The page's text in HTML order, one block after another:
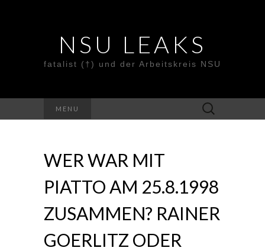
NSU LEAKS
fatalist (†) und der Arbeitskreis NSU
MENU
Suche
nach:
WER WAR MIT
PIATTO AM 25.8.1998
ZUSAMMEN? RAINER
GOERLITZ ODER